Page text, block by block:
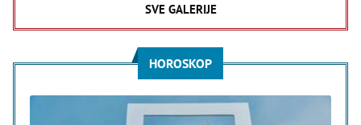
SVE GALERIJE
HOROSKOP